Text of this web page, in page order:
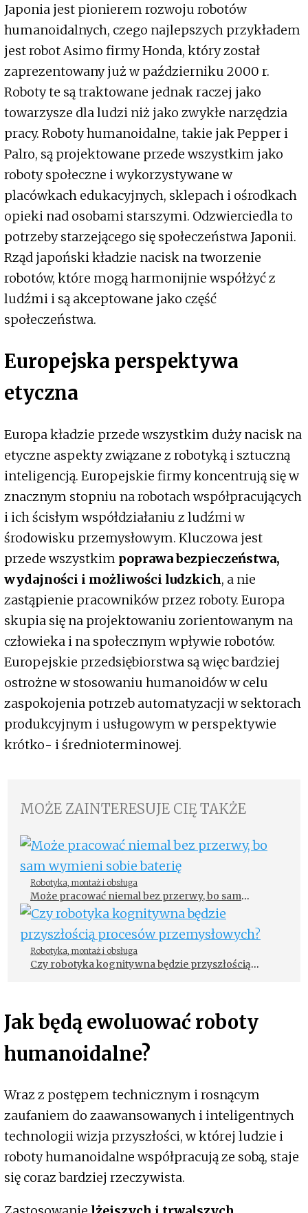
Japonia jest pionierem rozwoju robotów
humanoidalnych, czego najlepszych przykładem
jest robot Asimo firmy Honda, który został
zaprezentowany już w październiku 2000 r.
Roboty te są traktowane jednak raczej jako
towarzysze dla ludzi niż jako zwykłe narzędzia
pracy. Roboty humanoidalne, takie jak Pepper i
Palro, są projektowane przede wszystkim jako
roboty społeczne i wykorzystywane w
placówkach edukacyjnych, sklepach i ośrodkach
opieki nad osobami starszymi. Odzwierciedla to
potrzeby starzejącego się społeczeństwa Japonii.
Rząd japoński kładzie nacisk na tworzenie
robotów, które mogą harmonijnie współżyć z
ludźmi i są akceptowane jako część
społeczeństwa.
Europejska perspektywa
etyczna
Europa kładzie przede wszystkim duży nacisk na
etyczne aspekty związane z robotyką i sztuczną
inteligencją. Europejskie firmy koncentrują się w
znacznym stopniu na robotach współpracujących
i ich ścisłym współdziałaniu z ludźmi w
środowisku przemysłowym. Kluczowa jest
przede wszystkim poprawa bezpieczeństwa,
wydajności i możliwości ludzkich, a nie
zastąpienie pracowników przez roboty. Europa
skupia się na projektowaniu zorientowanym na
człowieka i na społecznym wpływie robotów.
Europejskie przedsiębiorstwa są więc bardziej
ostrożne w stosowaniu humanoidów w celu
zaspokojenia potrzeb automatyzacji w sektorach
produkcyjnym i usługowym w perspektywie
krótko- i średnioterminowej.
MOŻE ZAINTERESUJE CIĘ TAKŻE
Robotyka, montaż i obsługa
Może pracować niemal bez przerwy, bo sam
wymieni sobie baterię
Robotyka, montaż i obsługa
Czy robotyka kognitywna będzie przyszłością
Jak będą ewoluować roboty
humanoidalne?
Wraz z postępem technicznym i rosnącym
zaufaniem do zaawansowanych i inteligentnych
technologii wizja przyszłości, w której ludzie i
roboty humanoidalne współpracują ze sobą, staje
się coraz bardziej rzeczywista.